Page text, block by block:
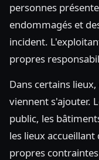
personnes
endommagés et
incident.
propres
Dans certains
viennent s'ajouter.
public, les
les lieux
propres